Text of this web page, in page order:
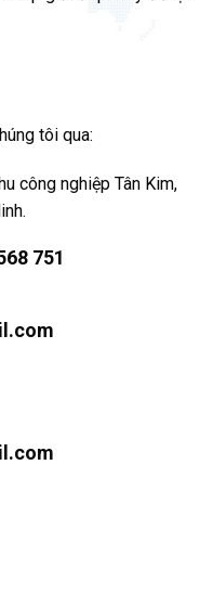
tôi qua:
công nghiệp Tân Kim,
751